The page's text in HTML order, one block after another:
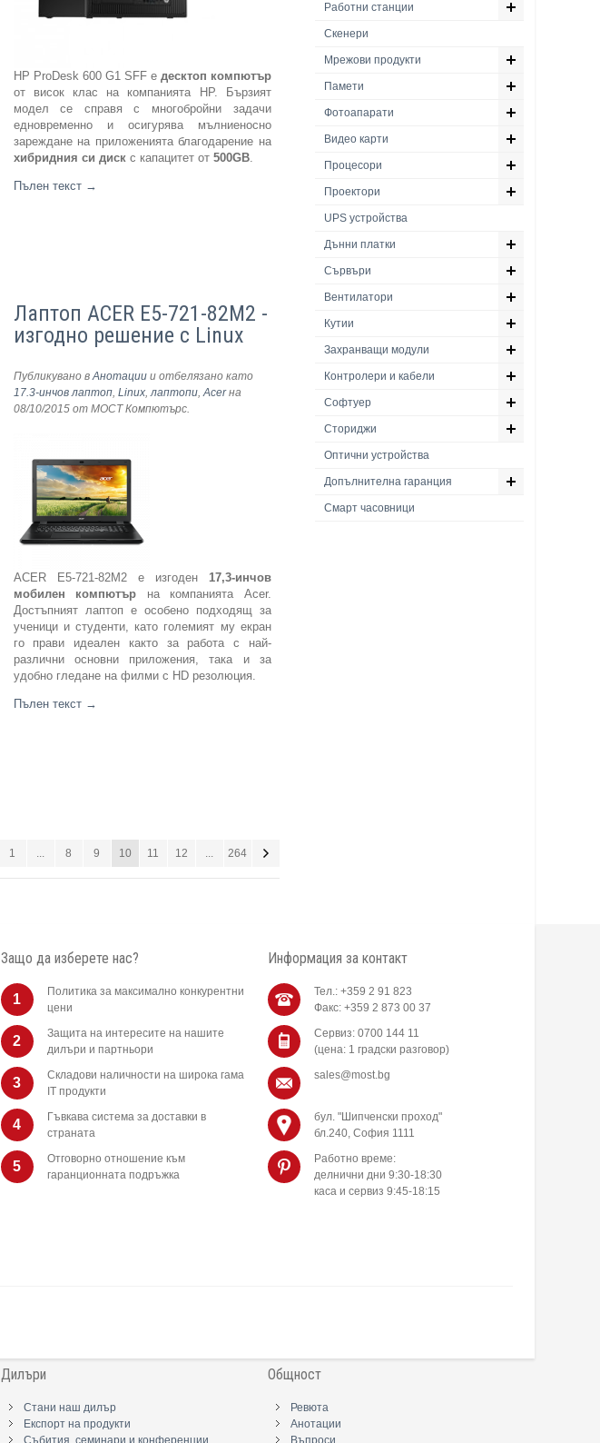
HP ProDesk 600 G1 SFF е десктоп компютър
от висок клас на компанията HP. Бързият
модел се справя с многобройни задачи
едновременно и осигурява мълниеносно
зареждане на приложенията благодарение на
хибридния си дискс капацитет от 500GB.
Пълен текст →
Лаптоп ACER E5-721-82M2 -
изгодно решение с Linux
Публикувано вАнотациии отбелязано като
17.3-инчов лаптоп, Linux,лаптопи,Acerна
08/10/2015от МОСТ Компютърс.
ACER E5-721-82M2 е изгоден 17,3-инчов
мобилен компютър на компанията Acer.
Достъпният лаптоп е особено подходящ за
ученици и студенти, като големият му екран
го прави идеален както за работа с най-
различни основни приложения, така и за
удобно гледане на филми с HD резолюция.
Пълен текст →
1 ... 8 9 10 11 12 ... 264
Работни станции
Скенери
Мрежови продукти
Памети
Фотоапарати
Видео карти
Процесори
Проектори
UPS устройства
Дънни платки
Сървъри
Вентилатори
Кутии
Захранващи модули
Контролери и кабели
Софтуер
Сториджи
Оптични устройства
Допълнителна гаранция
Смарт часовници
Защо да изберете нас?
1
Политика за максимално конкурентни
цени
2
Защита на интересите на нашите
дилъри и партньори
3
Складови наличности на широка гама
IT продукти
4
Гъвкава система за доставки в
страната
5
Отговорно отношение към
гаранционната подръжка
Информация за контакт
Тел.: +359 2 91 823
Факс: +359 2 873 00 37
Сервиз: 0700 144 11
(цена: 1 градски разговор)
sales@most.bg
бул. "Шипченски проход"
бл.240, София 1111
Работно време:
делнични дни 9:30-18:30
каса и сервиз 9:45-18:15
Дилъри
Стани наш дилър
Експорт на продукти
Събития, семинари и конференции
Общност
Ревюта
Анотации
Въпроси